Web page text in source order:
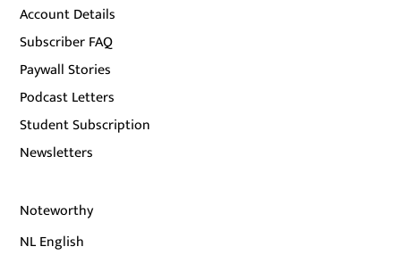
Account Details
Subscriber FAQ
Paywall Stories
Podcast Letters
Student Subscription
Newsletters
Noteworthy
NL English